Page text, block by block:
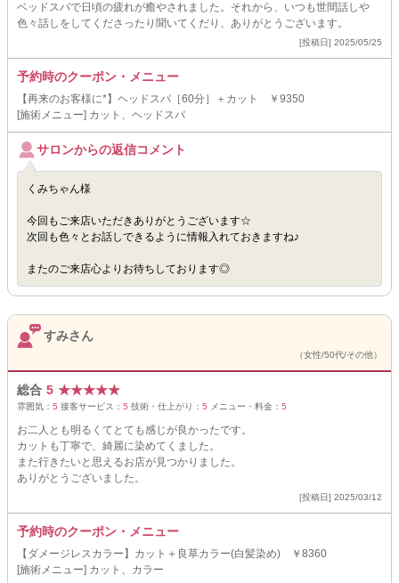
ベッドスパで日頃の疲れが癒やされました。それから、いつも世間話しや
色々話しをしてくださったり聞いてくだり、ありがとうございます。
[投稿日] 2025/05/25
予約時のクーポン・メニュー
【再来のお客様に*】ヘッドスパ［60分］＋カット ￥9350
[施術メニュー] カット、ヘッドスパ
サロンからの返信コメント
くみちゃん様
今回もご来店いただきありがとうございます☆
次回も色々とお話しできるように情報入れておきますね♪
またのご来店心よりお待ちしております◎
すみさん
（女性/50代/その他）
総合 5 ★★★★★
雰囲気： 5 接客サービス： 5 技術・仕上がり： 5 メニュー・料金： 5
お二人とも明るくてとても感じが良かったです。
カットも丁寧で、綺麗に染めてくました。
また行きたいと思えるお店が見つかりました。
ありがとうございました。
[投稿日] 2025/03/12
予約時のクーポン・メニュー
【ダメージレスカラー】カット＋良草カラー(白髪染め) ￥8360
[施術メニュー] カット、カラー